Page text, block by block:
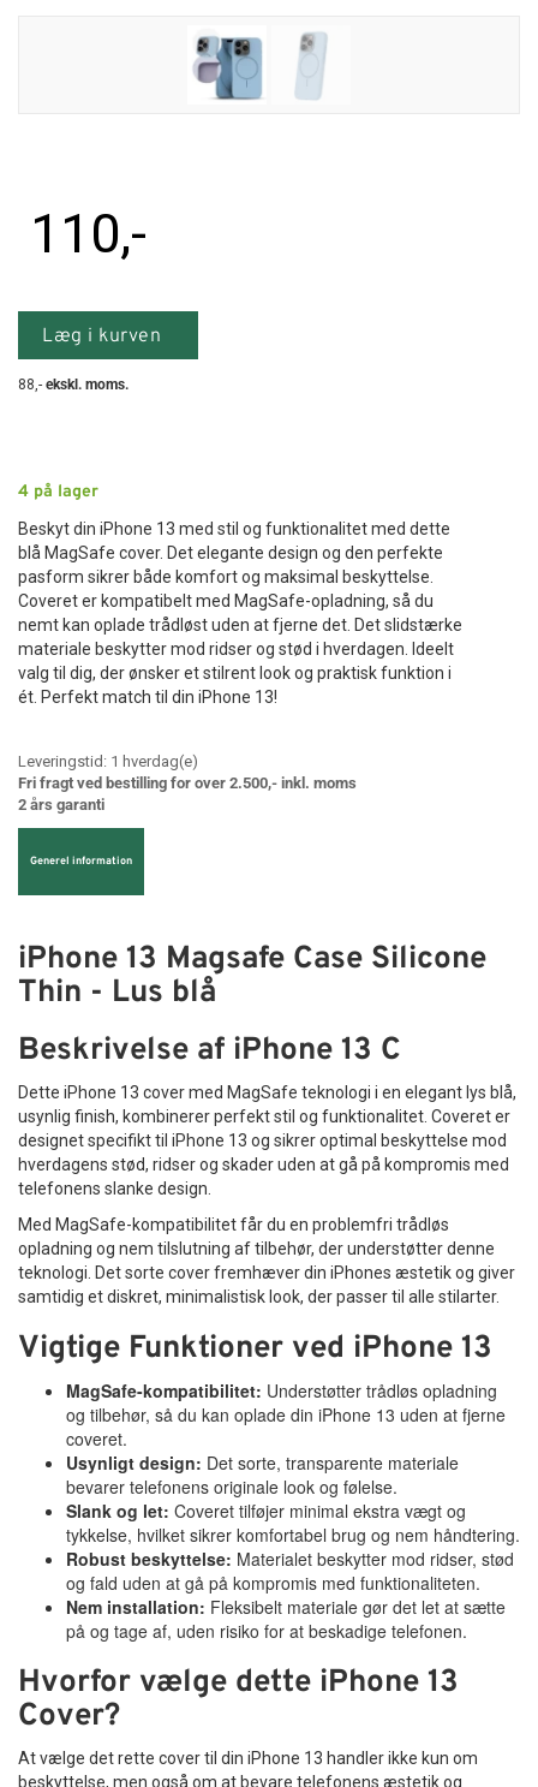
4 på lager
Beskyt din iPhone 13 med stil og funktionalitet med dette
blå MagSafe cover. Det elegante design og den perfekte
pasform sikrer både komfort og maksimal beskyttelse.
Coveret er kompatibelt med MagSafe-opladning, så du
nemt kan oplade trådløst uden at fjerne det. Det slidstærke
materiale beskytter mod ridser og stød i hverdagen. Ideelt
valg til dig, der ønsker et stilrent look og praktisk funktion i
ét. Perfekt match til din iPhone 13!
110,-
Læg i kurven
88,- ekskl. moms.
Leveringstid: 1 hverdag(e)
Fri fragt ved bestilling for over 2.500,- inkl. moms
2 års garanti
Generel information
iPhone 13 Magsafe Case Silicone
Thin - Lus blå
Beskrivelse af iPhone 13 C
Dette iPhone 13 cover med MagSafe teknologi i en elegant lys blå,
usynlig finish, kombinerer perfekt stil og funktionalitet. Coveret er
designet specifikt til iPhone 13 og sikrer optimal beskyttelse mod
hverdagens stød, ridser og skader uden at gå på kompromis med
telefonens slanke design.
Med MagSafe-kompatibilitet får du en problemfri trådløs
opladning og nem tilslutning af tilbehør, der understøtter denne
teknologi. Det sorte cover fremhæver din iPhones æstetik og giver
samtidig et diskret, minimalistisk look, der passer til alle stilarter.
Vigtige Funktioner ved iPhone 13
MagSafe-kompatibilitet: Understøtter trådløs opladning
og tilbehør, så du kan oplade din iPhone 13 uden at fjerne
coveret.
Usynligt design: Det sorte, transparente materiale
bevarer telefonens originale look og følelse.
Slank og let: Coveret tilføjer minimal ekstra vægt og
tykkelse, hvilket sikrer komfortabel brug og nem håndtering.
Robust beskyttelse: Materialet beskytter mod ridser, stød
og fald uden at gå på kompromis med funktionaliteten.
Nem installation: Fleksibelt materiale gør det let at sætte
på og tage af, uden risiko for at beskadige telefonen.
Hvorfor vælge dette iPhone 13
Cover?
At vælge det rette cover til din iPhone 13 handler ikke kun om
beskyttelse, men også om at bevare telefonens æstetik og